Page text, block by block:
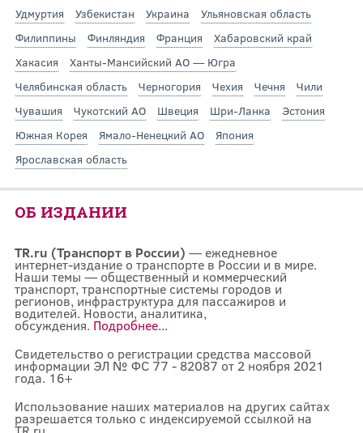
Удмуртия
Узбекистан Украина
Ульяновская область
Филиппины
Финляндия Франция
Хабаровский край
Хакасия
Ханты-Мансийский АО — Югра
Челябинская область
Черногория Чехия Чечня
Чили
Чувашия
Чукотский АО Швеция Шри-Ланка
Эстония
Южная Корея
Ямало-Ненецкий АО
Япония
Ярославская область
ОБ ИЗДАНИИ
TR.ru (Транспорт в России) — ежедневное
интернет-издание о транспорте в России и в мире.
Наши темы — общественный и коммерческий
транспорт, транспортные системы городов и
регионов, инфраструктура для пассажиров и
водителей. Новости, аналитика,
обсуждения. Подробнее...
Свидетельство о регистрации средства массовой
информации ЭЛ № ФС 77 - 82087 от 2 ноября 2021
года. 16+
Использование наших материалов на других сайтах
разрешается только с индексируемой ссылкой на